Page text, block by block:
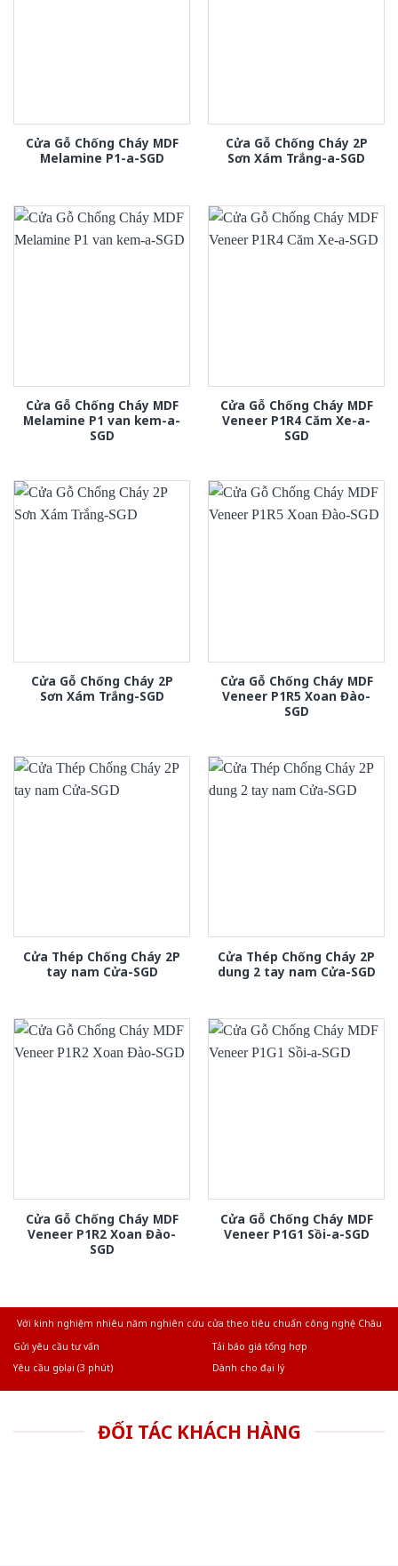
Cửa Gỗ Chống Cháy MDF
Melamine P1-a-SGD
Cửa Gỗ Chống Cháy 2P
Sơn Xám Trắng-a-SGD
Cửa Gỗ Chống Cháy MDF
Melamine P1 van kem-a-
SGD
Cửa Gỗ Chống Cháy MDF
Veneer P1R4 Căm Xe-a-
SGD
Cửa Gỗ Chống Cháy 2P
Sơn Xám Trắng-SGD
Cửa Gỗ Chống Cháy MDF
Veneer P1R5 Xoan Đào-
SGD
Cửa Thép Chống Cháy 2P
tay nam Cửa-SGD
Cửa Thép Chống Cháy 2P
dung 2 tay nam Cửa-SGD
Cửa Gỗ Chống Cháy MDF
Veneer P1R2 Xoan Đào-
SGD
Cửa Gỗ Chống Cháy MDF
Veneer P1G1 Sồi-a-SGD
Với kinh nghiệm nhiêu năm nghiên cứu cửa theo tiêu chuẩn công nghệ Châu
Gửi yêu cầu tư vấn
Tải báo giá tổng hợp
Yêu cầu gọi lại (3 phút)
Dành cho đại lý
ĐỐI TÁC KHÁCH HÀNG